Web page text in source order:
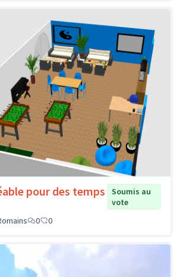
pour des temps
Soumis au
vote
0 0